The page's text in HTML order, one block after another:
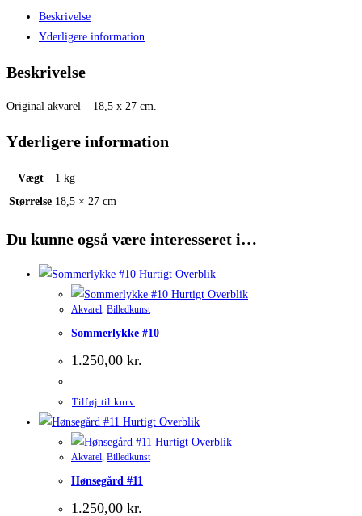
Beskrivelse
Yderligere information
Beskrivelse
Original akvarel – 18,5 x 27 cm.
Yderligere information
Vægt
1 kg
Størrelse 18,5 × 27 cm
Du kunne også være interesseret i…
Hurtigt Overblik
Hurtigt Overblik
Akvarel Billedkunst
Sommerlykke #10
1.250,00 kr.
Tilføj til kurv
Hurtigt Overblik
Hurtigt Overblik
Akvarel Billedkunst
Hønsegård #11
1.250,00 kr.